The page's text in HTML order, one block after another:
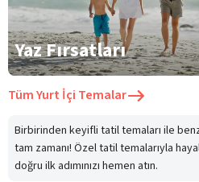
Yaz Fırsatları
TümYurt İçi Temalar
Birbirinden keyifli tatil temaları ile
tam zamanı! Özel tatil temalarıyla
doğru ilk adımınızı hemen atın.